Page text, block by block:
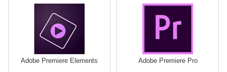
Adobe Premiere Elements Adobe Premiere Pro